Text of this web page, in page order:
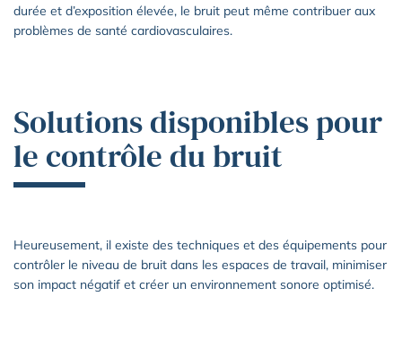
durée et d’exposition élevée, le bruit peut même contribuer aux
problèmes de santé cardiovasculaires.
Solutions disponibles pour
le contrôle du bruit
Heureusement, il existe des techniques et des équipements pour
contrôler le niveau de bruit dans les espaces de travail, minimiser
son impact négatif et créer un environnement sonore optimisé.